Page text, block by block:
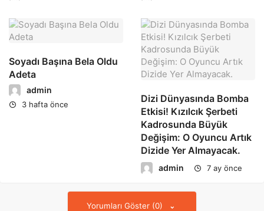
Soyadı Başına Bela Oldu
Adeta
admin
3 hafta önce
Dizi Dünyasında Bomba
Etkisi! Kızılcık Şerbeti
Kadrosunda Büyük
Değişim: O Oyuncu Artık
Dizide Yer Almayacak.
admin 7 ay önce
Yorumları Göster (0)